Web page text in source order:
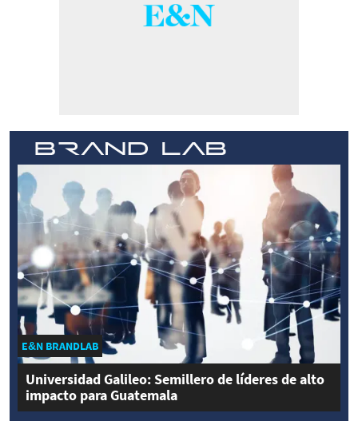
E&N BRANDLAB
Universidad Galileo: Semillero de líderes de alto
impacto para Guatemala